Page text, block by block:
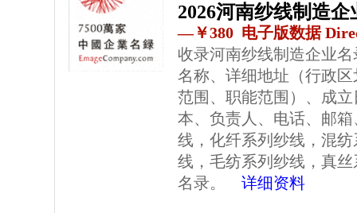
2026河南纱线制造企
—￥380 电子版数据
收录河南纱线制造企业
名称、详细地址（行政
范围、职能范围）、成
本、负责人、电话、邮
线，化纤系列纱线，混
线，毛纺系列纱线，真
名录。
详细资料